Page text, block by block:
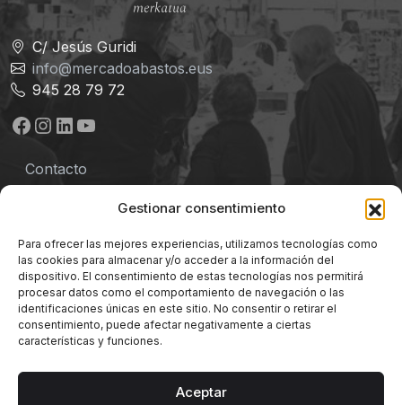
Gestionar consentimiento
Para ofrecer las mejores experiencias, utilizamos tecnologías como
las cookies para almacenar y/o acceder a la información del
dispositivo. El consentimiento de estas tecnologías nos permitirá
procesar datos como el comportamiento de navegación o las
identificaciones únicas en este sitio. No consentir o retirar el
consentimiento, puede afectar negativamente a ciertas
características y funciones.
Aceptar
C/ Jesús Guridi
info@mercadoabastos.eus
945 28 79 72
Facebook
Instagram
LinkedIn
YouTube
Contacto
Política de privacidad
Términos y Condiciones
Política de cookies